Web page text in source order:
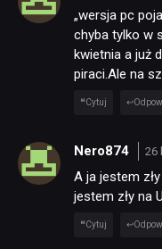
„wersja pc
chyba tylko w
kwietnia a już
piraci.Ale na
Cytuj
Nero874 26
A ja jestem
jestem zły na
Cytuj